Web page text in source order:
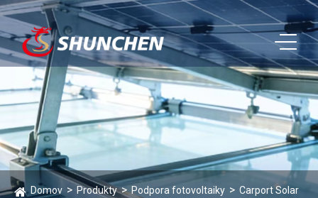
Domov Produkty Podpora fotovoltaiky Carport Solar